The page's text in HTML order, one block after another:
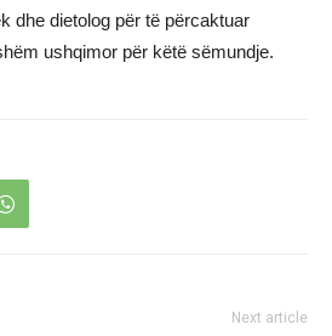
dhe dietolog për të përcaktuar
ushqimor për këtë sëmundje.
Next article